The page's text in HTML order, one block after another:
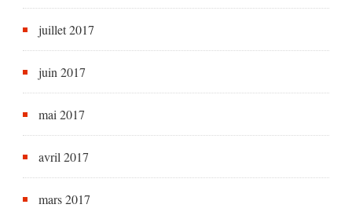
juillet 2017
juin 2017
mai 2017
avril 2017
mars 2017